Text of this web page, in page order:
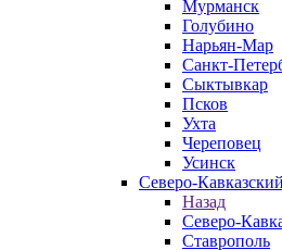
Мурманск
Голубино
Нарьян-Мар
Санкт-
Сыктывкар
Псков
Ухта
Череповец
Усинск
Северо-
Назад
Северо-
Ставрополь